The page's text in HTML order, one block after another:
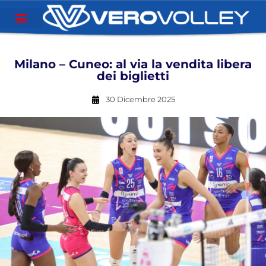
Milano – Cuneo: al via la vendita libera
dei biglietti
30 Dicembre 2025